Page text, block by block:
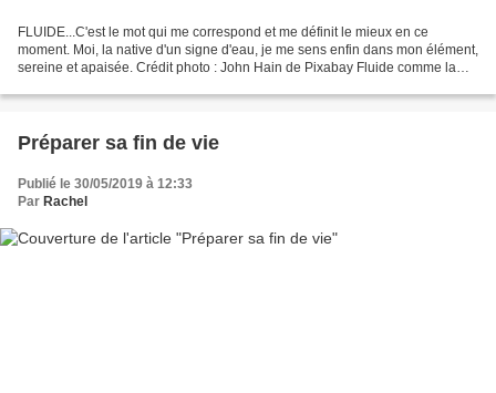
FLUIDE...C'est le mot qui me correspond et me définit le mieux en ce
moment. Moi, la native d'un signe d'eau, je me sens enfin dans mon élément,
sereine et apaisée. Crédit photo : John Hain de Pixabay Fluide comme la
Préparer sa fin de vie
Publié le 30/05/2019 à 12:33
Par Rachel